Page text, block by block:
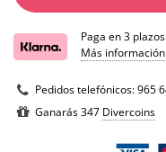
Paga en 3
Más información
Pedidos telefónicos:965
Ganarás 347 Divercoins